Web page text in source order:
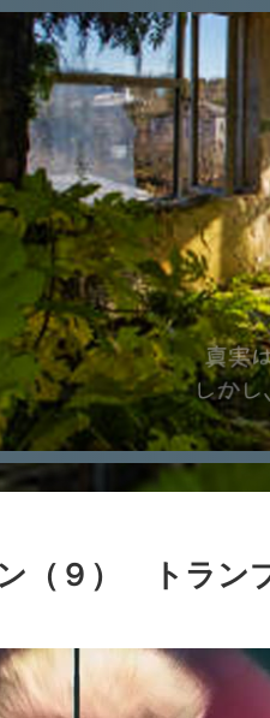
（９） トラン